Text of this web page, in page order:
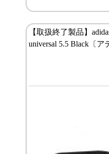
【取扱終了製品】
universal 5.5 Black〔ア